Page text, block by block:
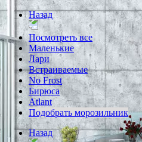
Назад
Посмотреть все
Маленькие
Лари
Встраиваемые
No Frost
Бирюса
Atlant
Подобрать морозильник
Назад